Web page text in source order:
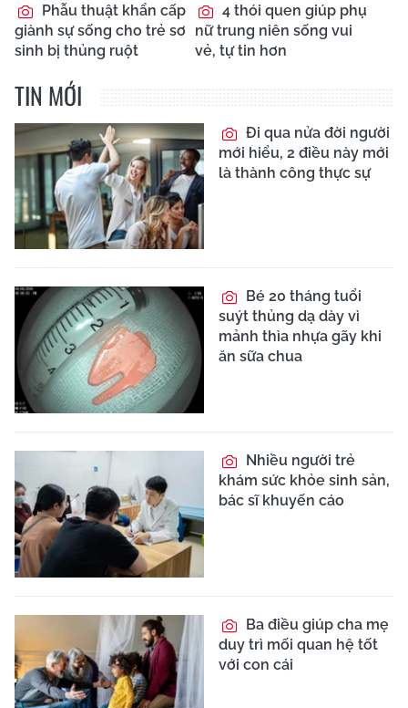
Phẫu thuật khẩn cấp
giành sự sống cho trẻ sơ
sinh bị thủng ruột
4 thói quen giúp phụ
nữ trung niên sống vui
vẻ, tự tin hơn
TIN MỚI
Đi qua nửa đời người
mới hiểu, 2 điều này mới
là thành công thực sự
Bé 20 tháng tuổi
suýt thủng dạ dày vì
mảnh thìa nhựa gãy khi
ăn sữa chua
Nhiều người trẻ
khám sức khỏe sinh sản,
bác sĩ khuyến cáo
Ba điều giúp cha mẹ
duy trì mối quan hệ tốt
với con cái